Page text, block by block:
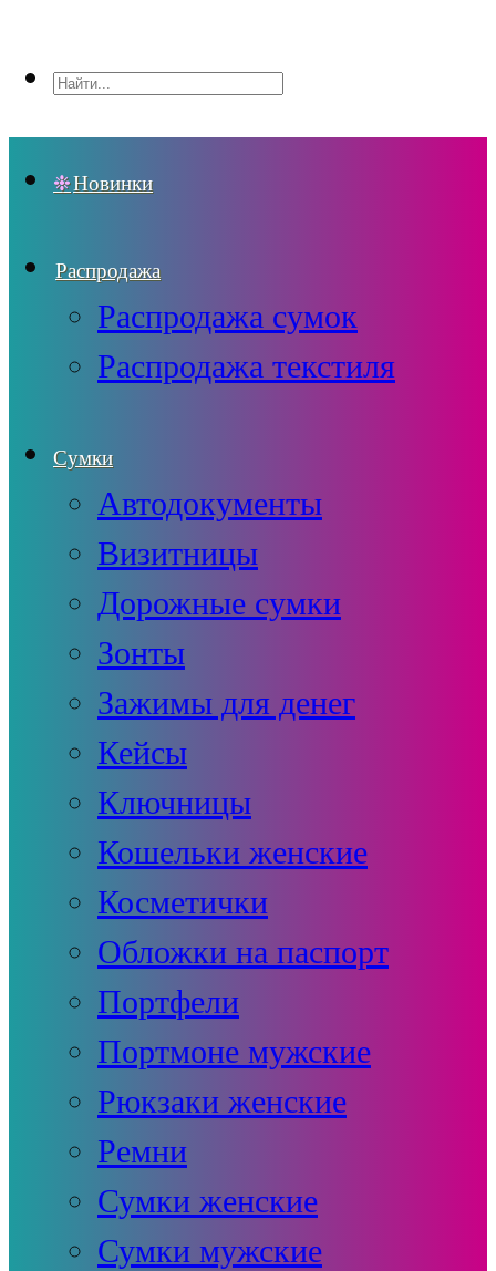
Новинки
Распродажа
Распродажа сумок
Распродажа текстиля
Сумки
Автодокументы
Визитницы
Дорожные сумки
Зонты
Зажимы для денег
Кейсы
Ключницы
Кошельки женские
Косметички
Обложки на паспорт
Портфели
Портмоне мужские
Рюкзаки женские
Ремни
Сумки женские
Сумки мужские